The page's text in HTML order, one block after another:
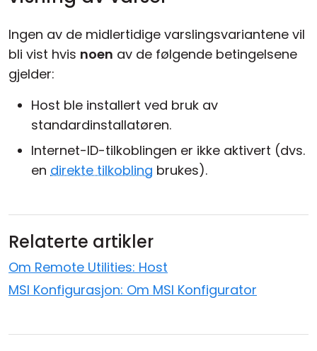
Ingen av de midlertidige varslingsvariantene vil
bli vist hvis noen av de følgende betingelsene
gjelder:
Host ble installert ved bruk av
standardinstallatøren.
Internet-ID-tilkoblingen er ikke aktivert (dvs.
en direkte tilkobling brukes).
Relaterte artikler
Om Remote Utilities: Host
MSI Konfigurasjon: Om MSI Konfigurator